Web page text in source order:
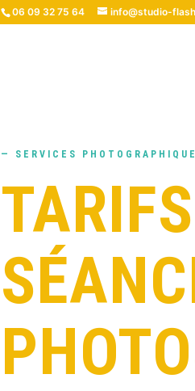
06 09 32 75 64 info@studio-
— SERVICES